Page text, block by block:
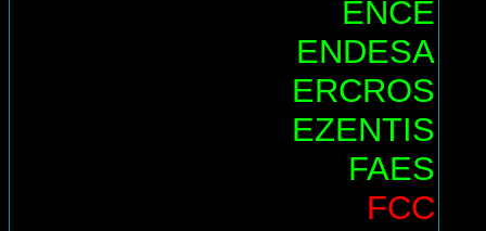
ENCE
ENDESA
ERCROS
EZENTIS
FAES
FCC